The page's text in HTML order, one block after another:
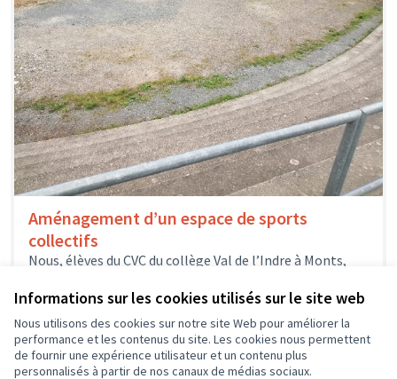
Informations sur les cookies utilisés sur le site web
Nous utilisons des cookies sur notre site Web pour améliorer la
performance et les contenus du site. Les cookies nous permettent
de fournir une expérience utilisateur et un contenu plus
personnalisés à partir de nos canaux de médias sociaux.
Aménagement d’un espace de sports
collectifs
Nous, élèves du CVC du collège Val de l’Indre à Monts,
actuellement inoccupé...